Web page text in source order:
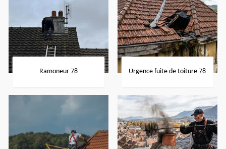
Ramoneur 78 Urgence fuite de toiture 78